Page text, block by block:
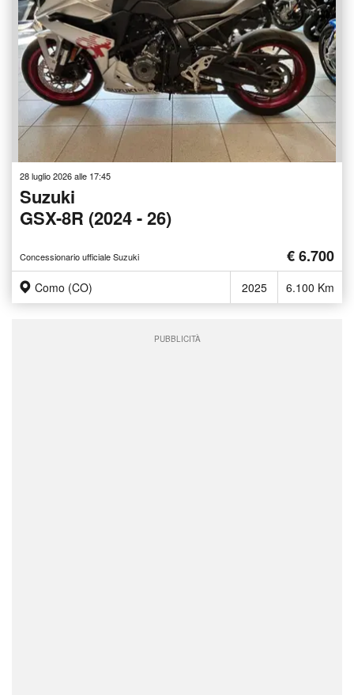
28 luglio 2026 alle 17:45
Suzuki
GSX-8R (2024 - 26)
Concessionario ufficiale Suzuki € 6.700
Como (CO) 2025 6.100 Km
PUBBLICITÀ